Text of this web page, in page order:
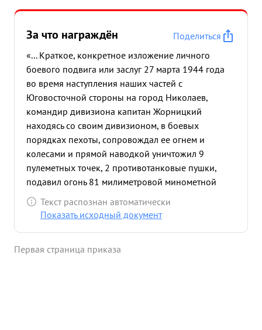
За что награждён
Поделиться
«... Краткое, конкретное изложение личного
боевого подвига или заслуг 27 марта 1944 года
во время наступления наших частей с
Юговосточной стороны на город Николаев,
командир дивизиона капитан Жорницкий
находясь со своим дивизионом, в боевых
порядках пехоты, сопровождал ее огнем и
колесами и прямой наводкой уничтожил 9
пулеметных точек, 2 противотанковые пушки,
подавил огонь 81 милиметровой минометной
батареи и одну 105 миллиметровую
артиллерийскую батарею противника, чем
Николаев, завязать с противником уличные бои
Текст распознан автоматически
Показать исходный документ
Первая страница приказа